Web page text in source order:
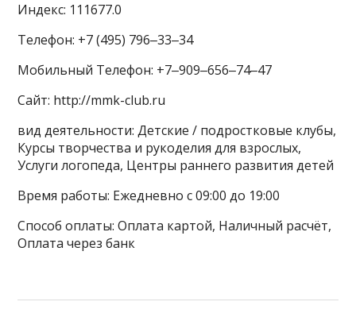
Индекс: 111677.0
Телефон: +7 (495) 796‒33‒34
Мобильный Телефон: +7‒909‒656‒74‒47
Сайт: http://mmk-club.ru
вид деятельности: Детские / подростковые клубы,
Курсы творчества и рукоделия для взрослых,
Услуги логопеда, Центры раннего развития детей
Время работы: Ежедневно с 09:00 до 19:00
Способ оплаты: Оплата картой, Наличный расчёт,
Оплата через банк